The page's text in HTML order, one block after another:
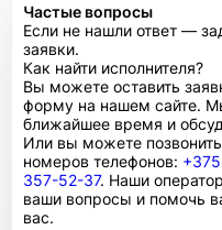
Частые вопросы
Если не нашли ответ —
заявки.
Как найти исполнителя?
Вы можете оставить
форму на нашем сайте.
ближайшее время и
Или вы можете
номеров телефонов:
357-52-37. Наши
ваши вопросы и помочь
вас.